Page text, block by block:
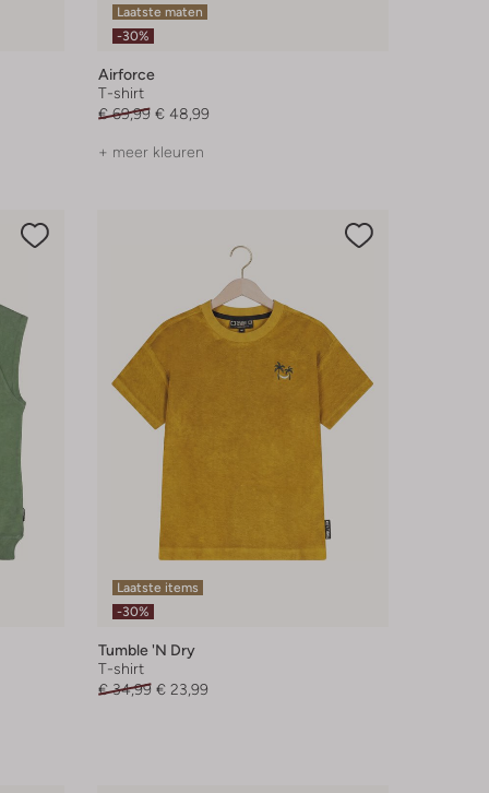
Laatste maten
-30%
Airforce
T-shirt
€ 69,99 € 48,99
+ meer kleuren
Laatste items
-30%
Tumble 'n Dry
T-shirt
€ 34,99 € 23,99